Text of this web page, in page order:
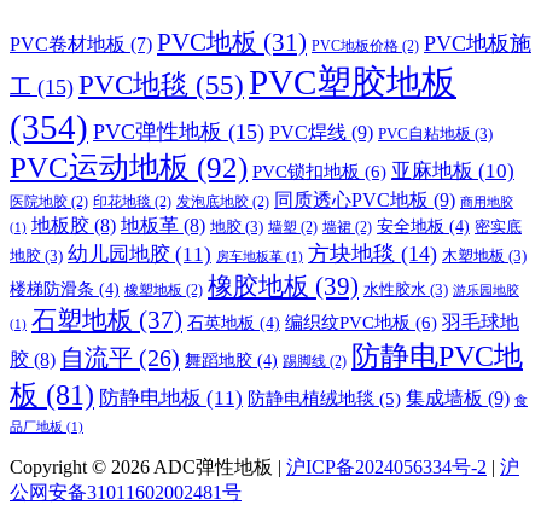
PVC卷材地板 (7) PVC地板 (31) PVC地板价格 (2) PVC地板施
工 (15) PVC地毯 (55) PVC塑胶地板
(354) PVC弹性地板 (15) PVC焊线 (9) PVC自粘地板 (3)
PVC运动地板 (92) PVC锁扣地板 (6) 亚麻地板 (10)
医院地胶 (2) 印花地毯 (2) 发泡底地胶 (2) 同质透心PVC地板 (9) 商用地胶
(1) 地板胶 (8) 地板革 (8) 地胶 (3) 墙塑 (2) 墙裙 (2) 安全地板 (4) 密实底
地胶 (3) 幼儿园地胶 (11) 房车地板革 (1) 方块地毯 (14) 木塑地板 (3)
楼梯防滑条 (4) 橡塑地板 (2) 橡胶地板 (39) 水性胶水 (3) 游乐园地胶
(1) 石塑地板 (37) 石英地板 (4) 编织纹PVC地板 (6) 羽毛球地
胶 (8) 自流平 (26) 舞蹈地胶 (4) 踢脚线 (2) 防静电PVC地
板 (81) 防静电地板 (11) 防静电植绒地毯 (5) 集成墙板 (9) 食
品厂地板 (1)
Copyright © 2026 ADC弹性地板 | 沪ICP备2024056334号-2 | 沪
公网安备31011602002481号